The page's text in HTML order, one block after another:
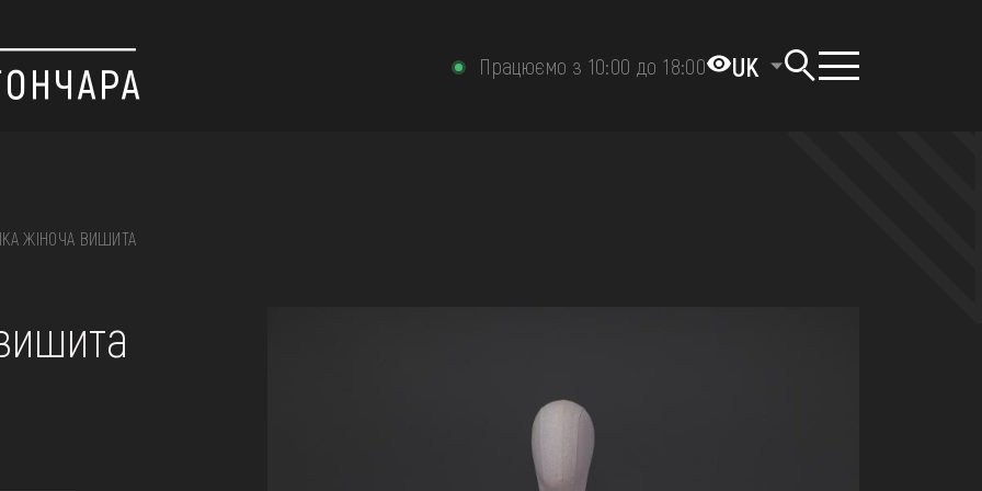
Працюємо з 10:00 до 18:00 UK
ЖІНОЧА ВИШИТА